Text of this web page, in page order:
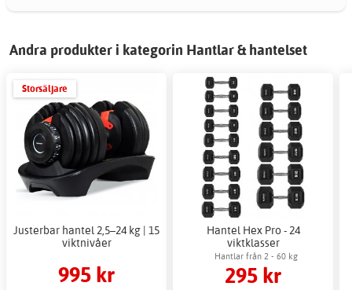
Andra produkter i kategorin Hantlar & hantelset
Storsäljare
Justerbar hantel 2,5–24 kg | 15
viktnivåer
995 kr
Hantel Hex Pro - 24
viktklasser
Hantlar från 2 - 60 kg
295 kr